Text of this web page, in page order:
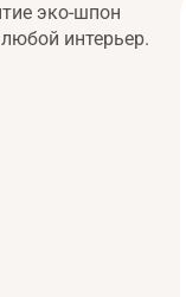
эко-шпон
интерьер.